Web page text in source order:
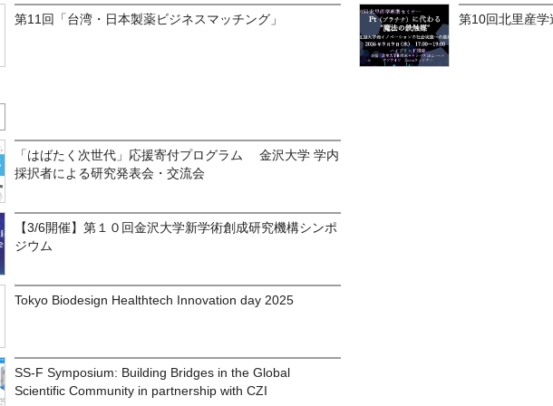
第11回「台湾・日本製薬ビジネスマッチング」 第10回北里産学
「はばたく次世代」応援寄付プログラム 金沢大学 学内
採択者による研究発表会・交流会
【3/6開催】第１０回金沢大学新学術創成研究機構シンポ
ジウム
Tokyo Biodesign Healthtech Innovation day 2025
SS-F Symposium: Building Bridges in the Global
Scientific Community in partnership with CZI